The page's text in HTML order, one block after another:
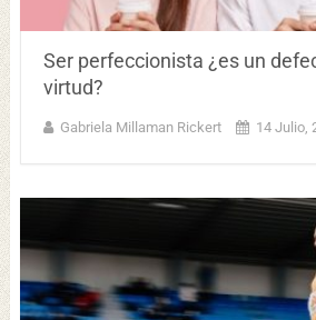
Ser perfeccionista ¿es un
virtud?
Gabriela Millaman Rickert 14 Julio,